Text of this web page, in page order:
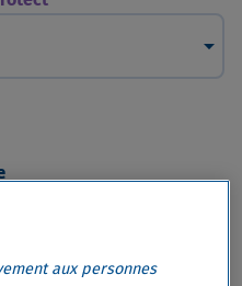
arrow_drop_down
nous proposons
aux personnes